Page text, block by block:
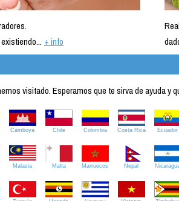
+ info
visitado. Esperamos que te sirva de ayuda y
Camboya Chile Colombia Costa Rica Ecuador
Malasia Malta Marruecos Nepal